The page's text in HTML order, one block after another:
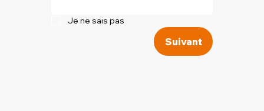
Je ne sais pas
Suivant